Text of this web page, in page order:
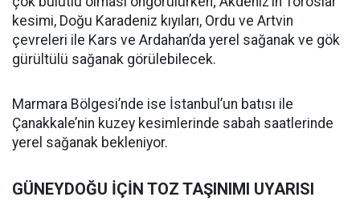
kesimi, Doğu Karadeniz kıyıları, Ordu ve Artvin
çevreleri ile Kars ve Ardahan’da yerel sağanak ve gök
gürültülü sağanak görülebilecek.
Marmara Bölgesi’nde ise İstanbul’un batısı ile
Çanakkale’nin kuzey kesimlerinde sabah saatlerinde
yerel sağanak bekleniyor.
GÜNEYDOĞU İÇİN TOZ TAŞINIMI UYARISI